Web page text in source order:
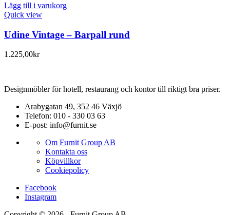
Lägg till i varukorg
Quick view
Udine Vintage – Barpall rund
1.225,00kr
Designmöbler för hotell, restaurang och kontor till riktigt bra priser.
Arabygatan 49, 352 46 Växjö
Telefon: 010 - 330 03 63
E-post: info@furnit.se
Om Furnit Group AB
Kontakta oss
Köpvillkor
Cookiepolicy
Facebook
Instagram